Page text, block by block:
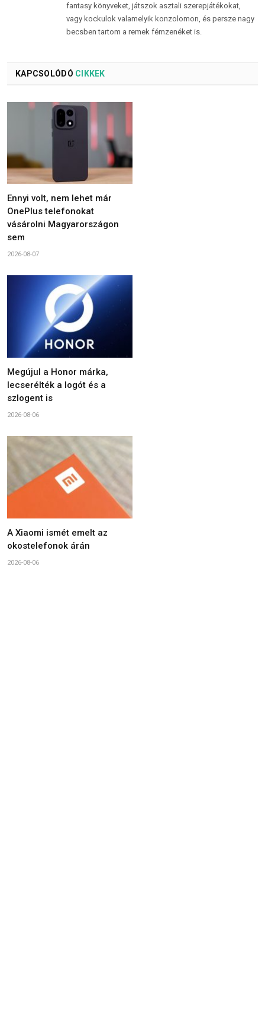
fantasy könyveket, játszok asztali szerepjátékokat,
vagy kockulok valamelyik konzolomon, és persze nagy
becsben tartom a remek fémzenéket is.
KAPCSOLÓDÓ CIKKEK
Ennyi volt, nem lehet már
OnePlus telefonokat
vásárolni Magyarországon
sem
2026-08-07
Megújul a Honor márka,
lecserélték a logót és a
szlogent is
2026-08-06
A Xiaomi ismét emelt az
okostelefonok árán
2026-08-06